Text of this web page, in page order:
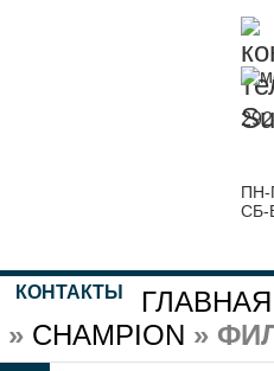
ПН-
СБ-
КОНТАКТЫ ГЛАВНАЯ
» CHAMPION »